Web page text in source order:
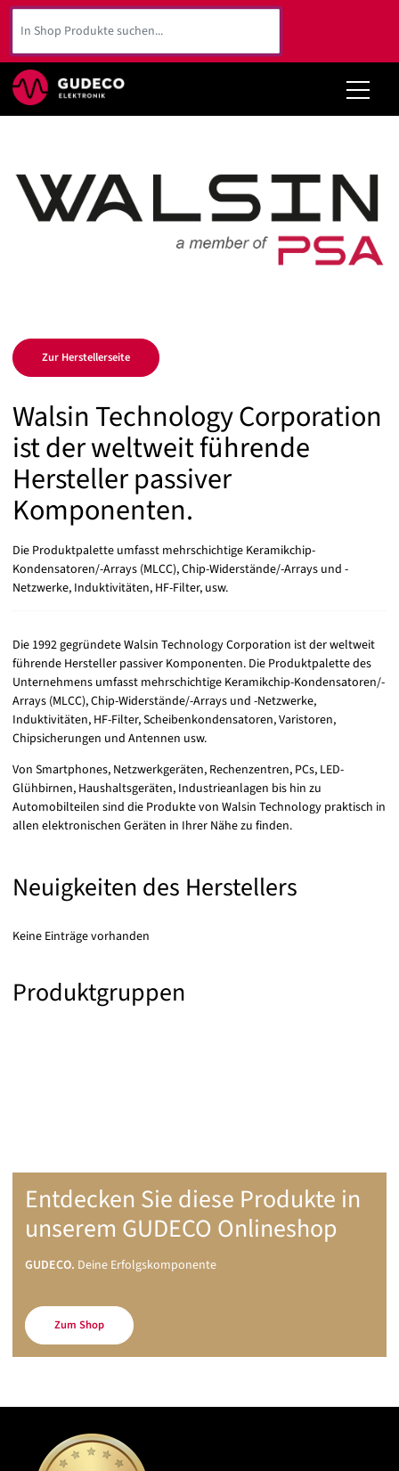
Linecard-Partner
Kontakt
Elektronik Shop
Zurück
Zur Herstellerseite
Walsin Technology Corporation
ist der weltweit führende
Hersteller passiver
Komponenten.
Die Produktpalette umfasst mehrschichtige Keramikchip-
Kondensatoren/-Arrays (MLCC), Chip-Widerstände/-Arrays und -
Netzwerke, Induktivitäten, HF-Filter, usw.
Die 1992 gegründete Walsin Technology Corporation ist der weltweit
führende Hersteller passiver Komponenten. Die Produktpalette des
Unternehmens umfasst mehrschichtige Keramikchip-Kondensatoren/-
Arrays (MLCC), Chip-Widerstände/-Arrays und -Netzwerke,
Induktivitäten, HF-Filter, Scheibenkondensatoren, Varistoren,
Chipsicherungen und Antennen usw.
Von Smartphones, Netzwerkgeräten, Rechenzentren, PCs, LED-
Glühbirnen, Haushaltsgeräten, Industrieanlagen bis hin zu
Automobilteilen sind die Produkte von Walsin Technology praktisch in
allen elektronischen Geräten in Ihrer Nähe zu finden.
Neuigkeiten des Herstellers
Keine Einträge vorhanden
Produktgruppen
Entdecken Sie diese Produkte in
unserem GUDECO Onlineshop
GUDECO. Deine Erfolgskomponente
Zum Shop